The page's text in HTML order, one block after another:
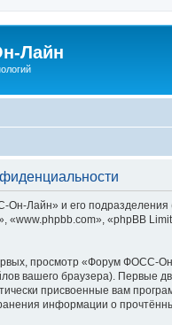
Лайн
Он-Лайн» и его
«phpBB
просмотр «Форум ФОСС-
вашего браузера). Первые
присвоенные вам
информации о